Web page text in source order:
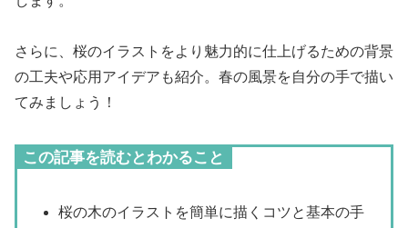
さらに、桜のイラストをより魅力的に仕上げるための背景
の工夫や応用アイデアも紹介。春の風景を自分の手で描い
てみましょう！
この記事を読むとわかること
桜の木のイラストを簡単に描くコツと基本の手